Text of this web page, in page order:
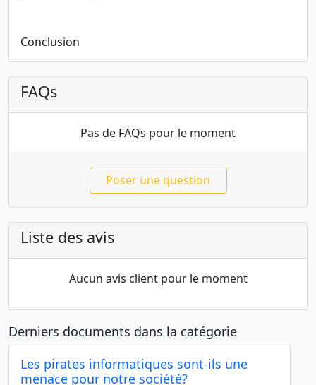
Conclusion
FAQs
Pas de FAQs pour le moment
Poser une question
Liste des avis
Aucun avis client pour le moment
Derniers documents dans la catégorie
Les pirates informatiques sont-ils une
menace pour notre société?